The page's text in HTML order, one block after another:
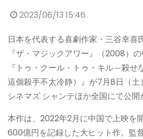
2023/06/13 15:46
日本を代表する喜劇作家・三谷幸喜
『ザ・マジックアワー』（2008）
『トゥ・クール・トゥ・キル～殺せ
這個殺手不太冷静）』が7月8日（
シネマズ シャンテほか全国にて公
本作は、2022年2月に中国で上映を
600億円を記録した大ヒット作。監